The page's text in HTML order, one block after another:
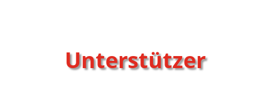
Unterstützer